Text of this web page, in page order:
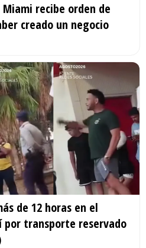
recibe orden de
creado un negocio
de 12 horas en el
por transporte reservado